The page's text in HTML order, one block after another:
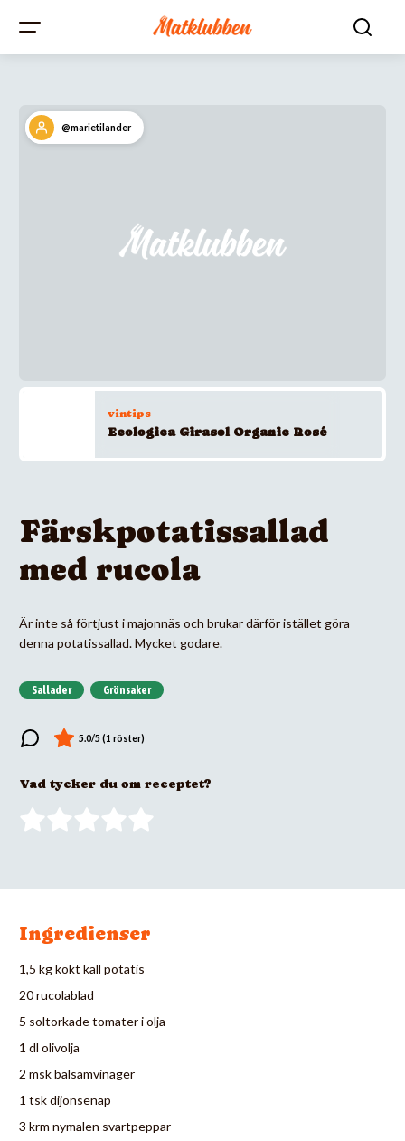
@marietilander
vintips
Ecologica Girasol Organic Rosé
Färskpotatissallad
med rucola
Är inte så förtjust i majonnäs och brukar därför istället göra
denna potatissallad. Mycket godare.
Sallader Grönsaker
Vad tycker du om receptet?
Ingredienser
1,5 kg kokt kall potatis
20 rucolablad
5 soltorkade tomater i olja
1 dl olivolja
2 msk balsamvinäger
1 tsk dijonsenap
3 krm nymalen svartpeppar